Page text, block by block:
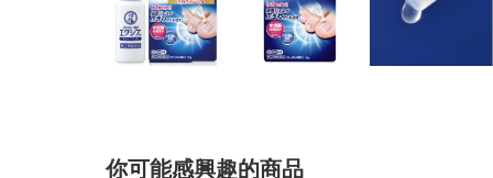
你可能感興趣的商品